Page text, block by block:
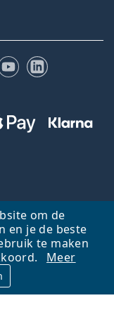
om de
en je de beste
te maken
Meer
YouTubeLinkedIn
omhoog
door Lentiamo s.r.o.,
jou.